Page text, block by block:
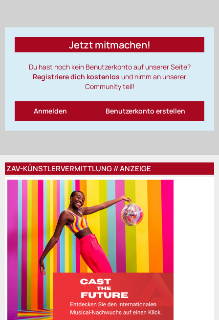
Jetzt mitmachen!
Du hast noch kein Benutzerkonto auf unserer Seite?
Registriere dich kostenlos und nimm an unserer
Community teil!
Benutzerkonto erstellen
Anmelden
ZAV-KÜNSTLERVERMITTLUNG // ANZEIGE